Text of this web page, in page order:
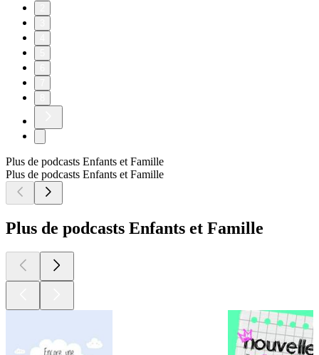
Plus de podcasts Enfants et Famille
Plus de podcasts Enfants et Famille
Plus de podcasts Enfants et Famille